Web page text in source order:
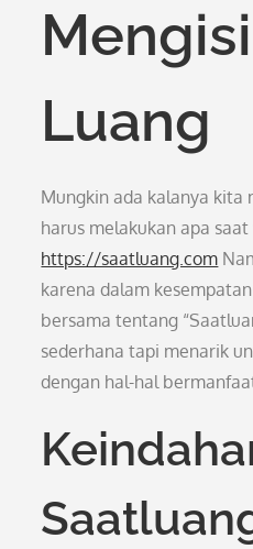
Luang
Mungkin ada kalanya kita
harus melakukan apa
https://saatluang.com
karena dalam
bersama tentang
sederhana tapi menarik
dengan hal-hal